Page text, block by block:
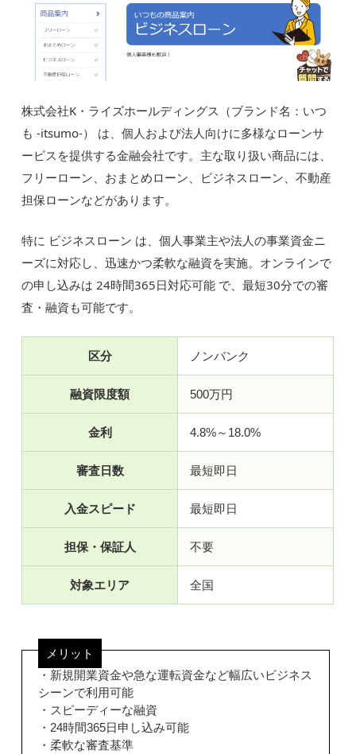
株式会社K・ライズホールディングス（ブランド名：いつ
も -itsumo-） は、個人および法人向けに多様なローンサ
ービスを提供する金融会社です。主な取り扱い商品には、
フリーローン、おまとめローン、ビジネスローン、不動産
担保ローンなどがあります。
特に ビジネスローン は、個人事業主や法人の事業資金ニ
ーズに対応し、迅速かつ柔軟な融資を実施。オンラインで
の申し込みは 24時間365日対応可能 で、最短30分での審
査・融資も可能です。
区分 ノンバンク
融資限度額 500万円
金利 4.8%～18.0%
審査日数 最短即日
入金スピード 最短即日
担保・保証人 不要
対象エリア 全国
メリット
・新規開業資金や急な運転資金など幅広いビジネス
シーンで利用可能
・スピーディーな融資
・24時間365日申し込み可能
・柔軟な審査基準